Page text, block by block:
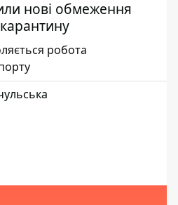
нові обмеження
робота